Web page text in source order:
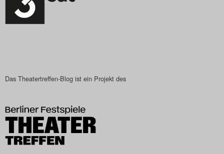
Das Theatertreffen-Blog
2024
2025
Das Theatertreffen-Blog
Das Theatertreffen-Blog ist ein Projekt des